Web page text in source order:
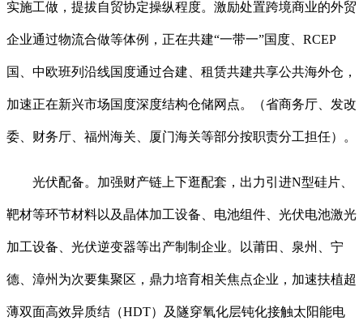
实施工做，提拔自贸协定操纵程度。激励处置跨境商业的外贸
企业通过物流合做等体例，正在共建“一带一”国度、RCEP
国、中欧班列沿线国度通过合建、租赁共建共享公共海外仓，
加速正在新兴市场国度深度结构仓储网点。（省商务厅、发改
委、财务厅、福州海关、厦门海关等部分按职责分工担任）。
光伏配备。加强财产链上下逛配套，出力引进N型硅片、
靶材等环节材料以及晶体加工设备、电池组件、光伏电池激光
加工设备、光伏逆变器等出产制制企业。以莆田、泉州、宁
德、漳州为次要集聚区，鼎力培育相关焦点企业，加速扶植超
薄双面高效异质结（HDT）及隧穿氧化层钝化接触太阳能电